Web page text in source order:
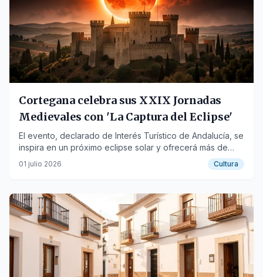
Cortegana celebra sus XXIX Jornadas
Medievales con 'La Captura del Eclipse'
El evento, declarado de Interés Turístico de Andalucía, se
inspira en un próximo eclipse solar y ofrecerá más de
cien actividades.
01 julio 2026 Cultura